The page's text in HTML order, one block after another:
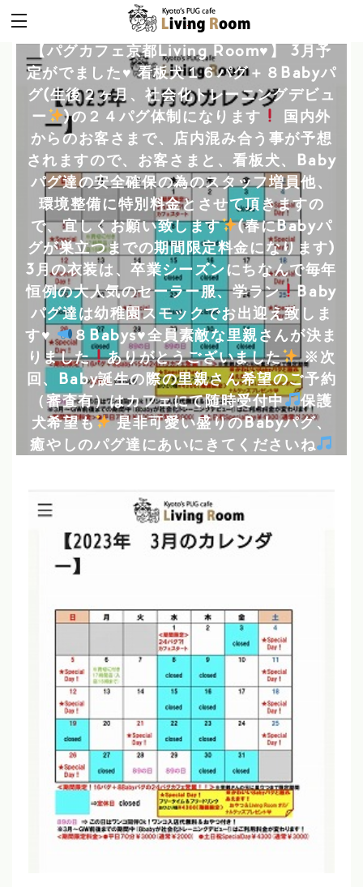
【パグカフェ京都Living Room♥ 】 3月予
定がでました ♥看板犬１６パグ＋８Babyパ
グ(生後２ヶ月、社会化トレーニングデビュ
ー
)の２４パグ体制になります
国内外
からのお客さまで、店内混み合う事が予想
されますので、お客さまと、看板犬、Baby
パグ達の安全確保の為のスタッフ増員他、
環境整備に特別料金とさせて頂きますの
で、宜しくお願い致します
(春にBabyパ
グが巣立つまでの期間限定料金になります)
3月の衣装は、卒業シーズンにちなんで毎年
恒例の大人気のセーラー服、学ラン
Baby
パグ達は幼稚園スモックでお出迎え致しま
す♥ ８Babys♥全員素敵な里親さんが決ま
りました
ありがとうございました
※次
回、Baby誕生の際の里親さん希望のご予約
（審査有）はカフェにて随時受付中
保護
犬希望も
是非可愛い盛りのBabyパグ、
癒やしのパグ達にあいにきてくださいね